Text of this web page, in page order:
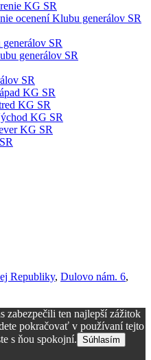
KG SR
ocenení Klubu generálov SR
SR
generálov SR
SR
KG SR
KG SR
KG SR
KG SR
Republiky, Dulovo nám. 6,
zabezpečili ten najlepší zážitok
pokračovať v používaní tejto
s ňou spokojní. Súhlasím